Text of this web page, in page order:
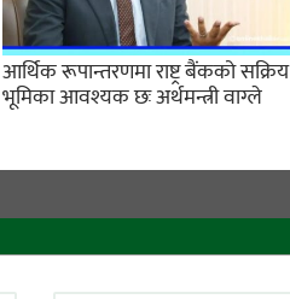
आर्थिक रूपान्तरणमा राष्ट्र बैंकको सक्रिय
भूमिका आवश्यक छः अर्थमन्त्री वाग्ले